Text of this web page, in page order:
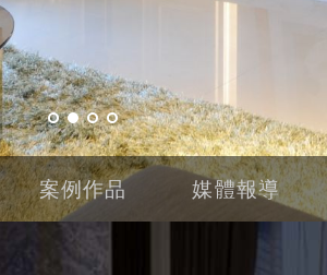
案例作品 媒體報導